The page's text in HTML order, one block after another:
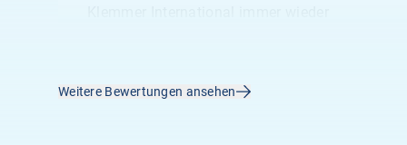
02.04.2026
Weitere Bewertungen ansehen